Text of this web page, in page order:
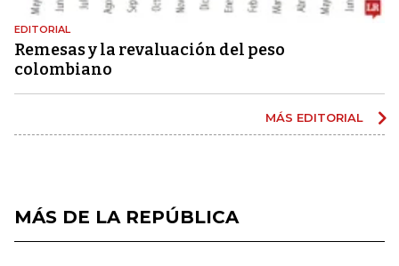
EDITORIAL
Remesas y la revaluación del peso
colombiano
MÁS EDITORIAL
MÁS DE LA REPÚBLICA